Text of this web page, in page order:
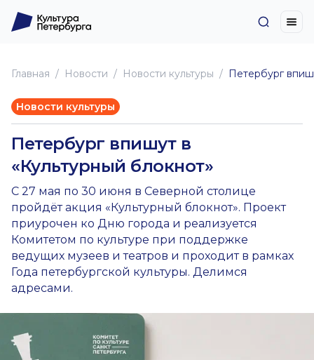
Главная Новоcти Новости культуры Петербург
Новости культуры
Петербург впишут в
«Культурный блокнот»
С 27 мая по 30 июня в Северной столице
пройдёт акция «Культурный блокнот». Проект
приурочен ко Дню города и реализуется
Комитетом по культуре при поддержке
ведущих музеев и театров и проходит в рамках
Года петербургской культуры. Делимся
адресами.